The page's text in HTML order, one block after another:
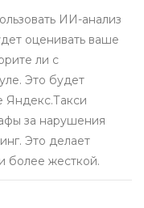
ИИ-анализ
оценивать ваше
ли с
Это будет
Яндекс.Такси
за нарушения
Это делает
более жесткой.